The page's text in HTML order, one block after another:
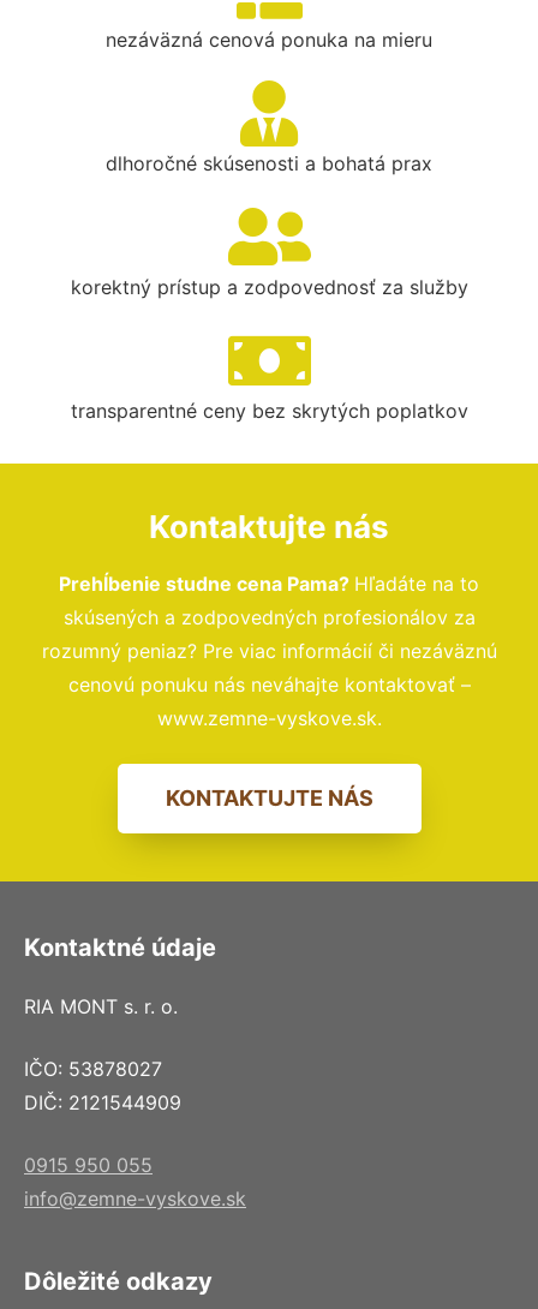
nezáväzná cenová ponuka na mieru
dlhoročné skúsenosti a bohatá prax
korektný prístup a zodpovednosť za služby
transparentné ceny bez skrytých poplatkov
Kontaktujte nás
Prehĺbenie studne cena Pama? Hľadáte na to
skúsených a zodpovedných profesionálov za
rozumný peniaz? Pre viac informácií či nezáväznú
cenovú ponuku nás neváhajte kontaktovať –
www.zemne-vyskove.sk.
KONTAKTUJTE NÁS
Kontaktné údaje
RIA MONT s. r. o.
IČO: 53878027
DIČ: 2121544909
0915 950 055
info@zemne-vyskove.sk
Dôležité odkazy